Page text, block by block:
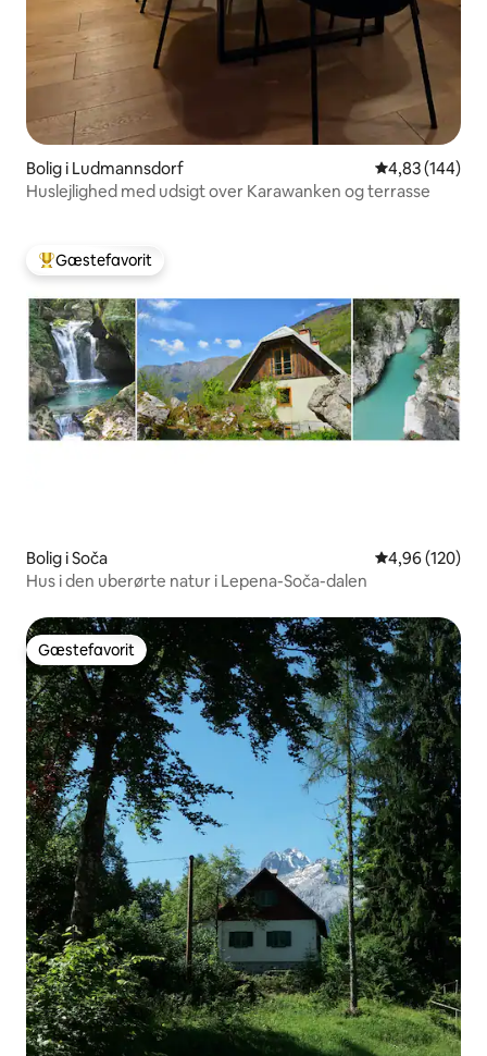
Bolig i Ludmannsdorf 4,83 ud af 5 i
4,83 (144)
Huslejlighed med udsigt over Karawanken og terrasse
Bedste gæstefavorit
Gæstefavorit
Bolig i Soča 4,96 ud af 5 i
4,96 (120)
Hus i den uberørte natur i Lepena-Soča-dalen
Gæstefavorit
Gæstefavorit